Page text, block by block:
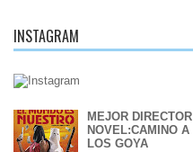
INSTAGRAM
MEJOR DIRECTOR
NOVEL:CAMINO A
LOS GOYA